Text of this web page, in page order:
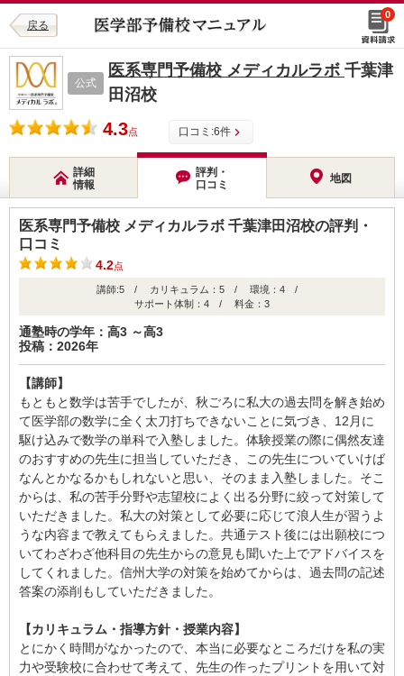
戻る
0
公式
医系専門予備校 メディカルラボ 千葉津
田沼校
4.3点 口コミ:6件
詳細
情報
評判・
口コミ
地図
医系専門予備校 メディカルラボ 千葉津田沼校の評判・
口コミ
4.2点
講師:5 / カリキュラム：5 / 環境：4 /
サポート体制：4 / 料金：3
通塾時の学年：高3 ～高3
投稿：2026年
【講師】
もともと数学は苦手でしたが、秋ごろに私大の過去問を解き始め
て医学部の数学に全く太刀打ちできないことに気づき、12月に
駆け込みで数学の単科で入塾しました。体験授業の際に偶然友達
のおすすめの先生に担当していただき、この先生についていけば
なんとかなるかもしれないと思い、そのまま入塾しました。そこ
からは、私の苦手分野や志望校によく出る分野に絞って対策して
いただきました。私大の対策として必要に応じて浪人生が習うよ
うな内容まで教えてもらえました。共通テスト後には出願校につ
いてわざわざ他科目の先生からの意見も聞いた上でアドバイスを
してくれました。信州大学の対策を始めてからは、過去問の記述
答案の添削もしていただきました。
【カリキュラム・指導方針・授業内容】
とにかく時間がなかったので、本当に必要なところだけを私の実
力や受験校に合わせて考えて、先生の作ったプリントを用いて対